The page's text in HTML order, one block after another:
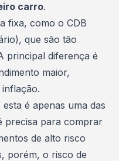
carro.
fixa, como o CDB
que são tão
principal diferença é
maior,
é apenas uma das
precisa para comprar
de alto risco
porém, o risco de